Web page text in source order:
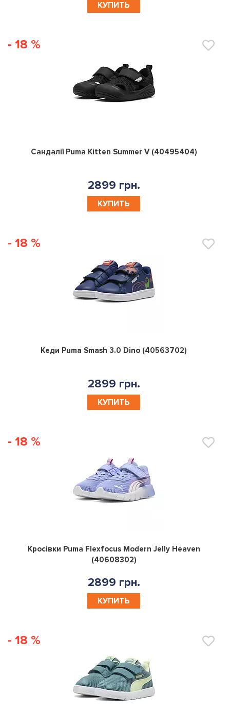
КУПИТЬ
- 18 %
0
Сандалії Puma Kitten Summer V (40495404)
2899 грн.
КУПИТЬ
- 18 %
0
Кеди Puma Smash 3.0 Dino (40563702)
2899 грн.
КУПИТЬ
- 18 %
0
Кросівки Puma Flexfocus Modern Jelly Heaven
(40608302)
2899 грн.
КУПИТЬ
- 18 %